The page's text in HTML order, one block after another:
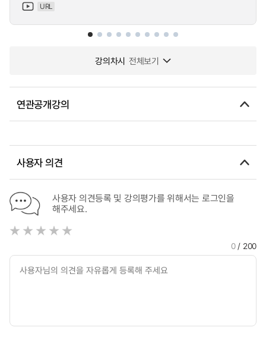
URL
강의차시 전체보기
연관공개강의
사용자 의견
사용자 의견등록 및 강의평가를 위해서는 로그인을
해주세요.
0/ 200